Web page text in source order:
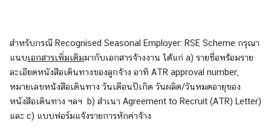
ร
กิ
จ
|
B
u
สำหรับกรณี Recognised Seasonal Employer: RSE Scheme กรุณา
แนบเอกสารเพิ่มเติมมากับเอกสารจ้างงาน ได้แก่ a) รายชื่อพร้อมราย
ละเอียดหนังสือเดินทางของลูกจ้าง อาทิ ATR approval number,
หมายเลขหน้งสือเดินทาง วันเดือนปีเกิด วันผลิต/วันหมดอายุของ
หนังสือเดินทาง ฯลฯ b) สำเนา Agreement to Recruit (ATR) Letter)
และ c) แบบฟอร์มแจ้งรายการหักค่าจ้าง